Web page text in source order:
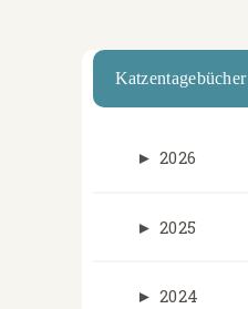
Katzentagebücher
► 2026
► 2025
► 2024